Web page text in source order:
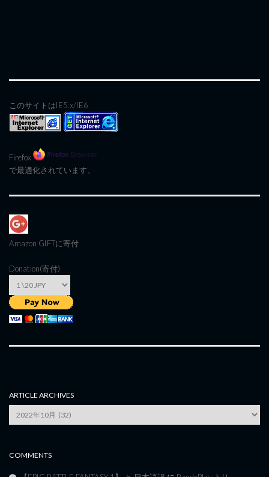
このサイトはIE5.x/IE6
Firefox
で最適化されています。
Amazon GIFTに寄付
Donation(寄付)
ARTICLE ARCHIVES
Archives
COMMENTS